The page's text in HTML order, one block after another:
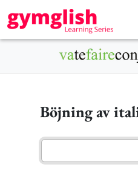
Böjning av